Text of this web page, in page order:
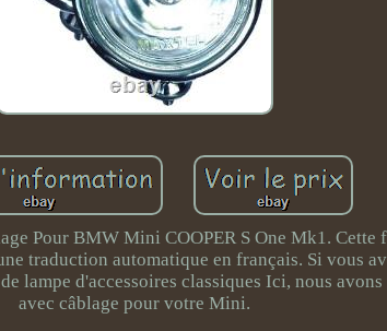
Pour BMW Mini COOPER S One Mk1.
traduction automatique en français. Si vous
lampe d'accessoires classiques Ici, nous
avec câblage pour votre Mini.